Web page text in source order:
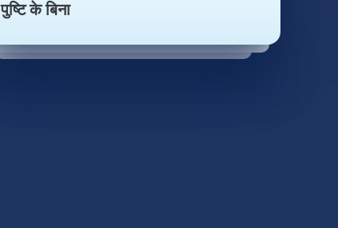
पुष्टि के बिना